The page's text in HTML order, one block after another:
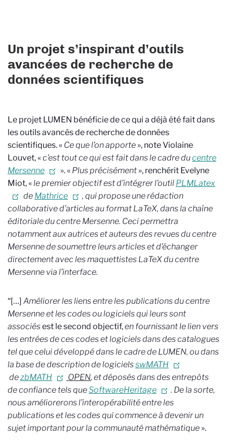
Un projet s’inspirant d’outils
avancées de recherche de
données scientifiques
Le projet LUMEN bénéficie de ce qui a déjà été fait dans
les outils avancés de recherche de données
scientifiques. « Ce que l’on apporte », note Violaine
Louvet, «c’est tout ce qui est fait dans le cadre ducentre
Mersenne
». « Plus précisément », renchérit Evelyne
Miot, « le premier objectif est d’intégrer l’outil PLMLatex
de Mathrice
, qui propose une rédaction
collaborative d’articles au format LaTeX, dans la chaîne
éditoriale du centre Mersenne. Ceci permettra
notamment aux autrices et auteurs des revues du centre
Mersenne de soumettre leurs articles et d’échanger
directement avec les maquettistes LaTeX du centre
Mersenne via l’interface.
“[…] Améliorer les liens entre les publications du centre
Mersenne et les codes ou logiciels qui leurs sont
associésest le second objectif,en fournissant le lien vers
les entrées de ces codes et logiciels dans des catalogues
tel que celui développé dans le cadre de LUMEN, ou dans
la base de description de logicielsswMATH
dezbMATH OPEN, et déposés dans des entrepôts
de confiance tels queSoftwareHeritage
. De la sorte,
nous améliorerons l’interopérabilité entre les
publications et les codes qui commence à devenir un
sujet important pour la communauté mathématique ».